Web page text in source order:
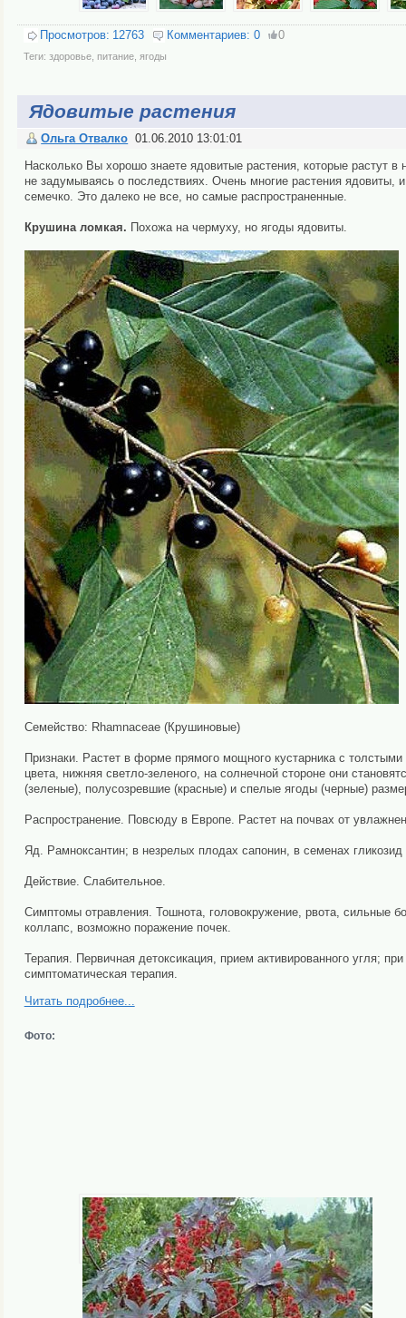
Просмотров: 12763 Комментариев: 0 0
Теги: здоровье, питание, ягоды
Ядовитые растения
Ольга Отвалко 01.06.2010 13:01:01
Насколько Вы хорошо знаете ядовитые растения, которые растут
не задумываясь о последствиях. Очень многие растения ядовиты,
семечко. Это далеко не все, но самые распространенные.
Крушина ломкая. Похожа на чермуху, но ягоды ядовиты.
Семейство: Rhamnaceae (Крушиновые)
Признаки. Растет в форме прямого мощного кустарника с
цвета, нижняя светло-зеленого, на солнечной стороне они
(зеленые), полусозревшие (красные) и спелые ягоды (черные)
Распространение. Повсюду в Европе. Растет на почвах от
Яд. Рамноксантин; в незрелых плодах сапонин, в семенах
Действие. Слабительное.
Симптомы отравления. Тошнота, головокружение, рвота, сильные
коллапс, возможно поражение почек.
Терапия. Первичная детоксикация, прием активированного угля;
симптоматическая терапия.
Читать подробнее...
Фото: